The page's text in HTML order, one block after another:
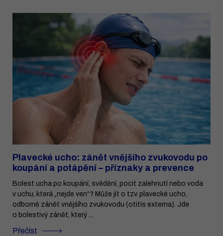
Plavecké ucho: zánět vnějšího zvukovodu po
koupání a potápění – příznaky a prevence
Bolest ucha po koupání, svědění, pocit zalehnutí nebo voda
v uchu, která „nejde ven“? Může jít o tzv. plavecké ucho,
odborně zánět vnějšího zvukovodu (otitis externa). Jde
o bolestivý zánět, který ...
Přečíst